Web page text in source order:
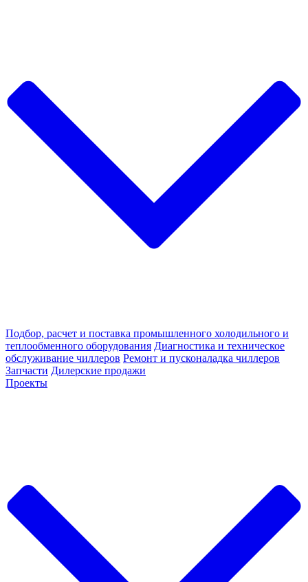
Подбор, расчет и поставка промышленного холодильного и
теплообменного оборудования Диагностика и техническое
обслуживание чиллеров Ремонт и пусконаладка чиллеров
Запчасти Дилерские продажи
Проекты